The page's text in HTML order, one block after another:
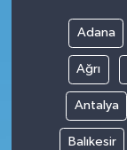
Adana
Ağrı
Antalya
Balıkesir